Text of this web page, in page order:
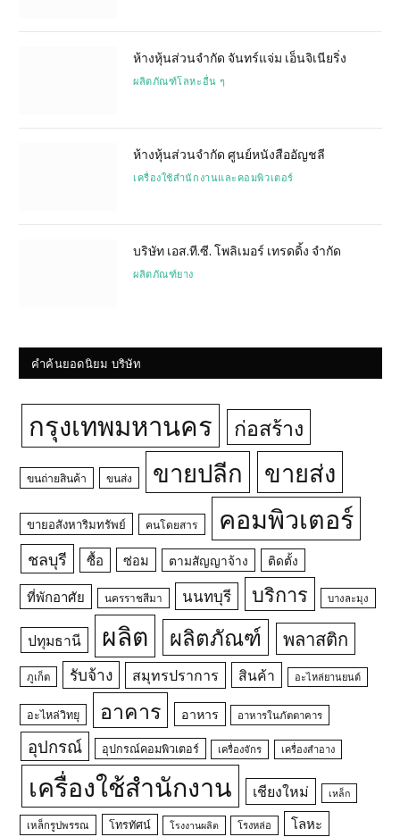
ห้างหุ้นส่วนจำกัด จันทร์แจ่ม เอ็นจิเนียริ่ง
ผลิตภัณฑ์โลหะอื่น ๆ
ห้างหุ้นส่วนจำกัด ศูนย์หนังสืออัญชลี
เครื่องใช้สำนักงานและคอมพิวเตอร์
บริษัท เอส.ที.ซี. โพลิเมอร์ เทรดดิ้ง จำกัด
ผลิตภัณฑ์ยาง
คำค้นยอดนิยม บริษัท
กรุงเทพมหานคร ก่อสร้าง
ขนถ่ายสินค้า ขนส่ง ขายปลีก ขายส่ง
ขายอสังหาริมทรัพย์ คนโดยสาร คอมพิวเตอร์
ชลบุรี ซื้อ ซ่อม ตามสัญญาจ้าง ติดตั้ง
ที่พักอาศัย นครราชสีมา นนทบุรี บริการ บางละมุง
ปทุมธานี ผลิต ผลิตภัณฑ์ พลาสติก
ภูเก็ต รับจ้าง สมุทรปราการ สินค้า อะไหล่ยานยนต์
อะไหล่วิทยุ อาคาร อาหาร อาหารในภัตตาคาร
อุปกรณ์ อุปกรณ์คอมพิวเตอร์ เครื่องจักร เครื่องสำอาง
เครื่องใช้สำนักงาน เชียงใหม่ เหล็ก
เหล็กรูปพรรณ โทรทัศน์ โรงงานผลิต โรงหล่อ โลหะ